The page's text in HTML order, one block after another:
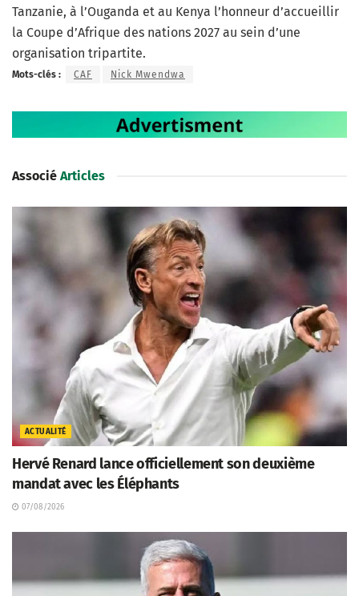
Tanzanie, à l’Ouganda et au Kenya l’honneur d’accueillir
la Coupe d’Afrique des nations 2027 au sein d’une
organisation tripartite.
Mots-clés : CAF Nick Mwendwa
Associé Articles
ACTUALITÉ
Hervé Renard lance officiellement son deuxième
mandat avec les Éléphants
07/08/2026